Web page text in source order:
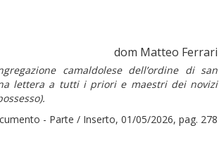
dom Matteo Ferrari
camaldolese dell’ordine di san
lettera a tutti i priori e maestri dei novizi
- Parte / Inserto, 01/05/2026, pag. 278